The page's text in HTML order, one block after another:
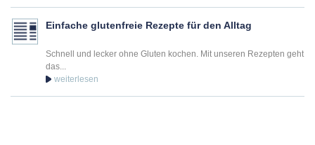
Einfache glutenfreie Rezepte für den Alltag
Schnell und lecker ohne Gluten kochen. Mit unseren Rezepten geht
das...